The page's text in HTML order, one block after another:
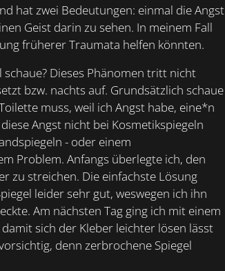
hat zwei Bedeutungen: einmal die Angst
Geist darin zu sehen. In meinem Fall
früherer Traumata helfen könnten.
Dieses Phänomen tritt nicht
bzw. nachts auf. Grundsätzlich schaue
muss, weil ich Angst habe, eine*n
Angst nicht bei Kosmetikspiegeln
- oder einem
Problem. Anfangs überlegte ich, den
zu streichen. Die einfachste Lösung
leider sehr gut, weswegen ich ihn
Am nächsten Tag ging ich mit einem
sich der Kleber leichter lösen lässt
denn zerbrochene Spiegel